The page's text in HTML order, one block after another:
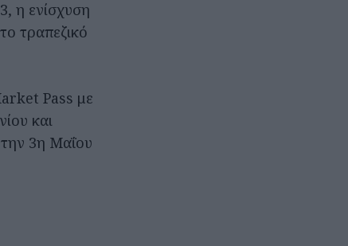
η ενίσχυση
τραπεζικό
Pass με
και
3η Μαΐου